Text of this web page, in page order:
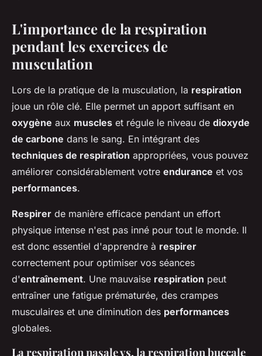
L'importance de la respiration
pendant les exercices de
musculation
Lors de la pratique de la musculation, la respiration
joue un rôle clé. Elle permet un apport suffisant en
oxygène aux muscles et régule le niveau de dioxyde
de carbone dans le sang. En intégrant des
techniques de respiration appropriées, vous pouvez
améliorer considérablement votre endurance et vos
performances.
Respirer de manière efficace pendant un effort
physique intense n'est pas inné pour tout le monde. Il
est donc essentiel d'apprendre à respirer
correctement pour optimiser vos séances
d'entraînement. Une mauvaise respiration peut
entraîner une fatigue prématurée, des crampes
musculaires et une diminution des performances
globales.
La respiration nasale vs. la respiration buccale